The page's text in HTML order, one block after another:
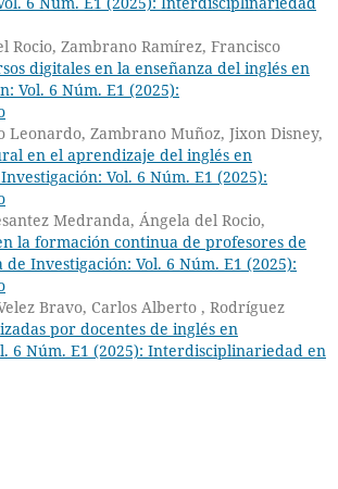
Zambrano Ramírez, Francisco
digitales en la enseñanza del inglés en
Vol. 6 Núm. E1 (2025):
Leonardo, Zambrano Muñoz, Jixon Disney,
en el aprendizaje del inglés en
Vol. 6 Núm. E1 (2025):
Medranda, Ángela del Rocio,
la formación continua de profesores de
Investigación: Vol. 6 Núm. E1 (2025):
Bravo, Carlos Alberto , Rodríguez
por docentes de inglés en
6 Núm. E1 (2025): Interdisciplinariedad en